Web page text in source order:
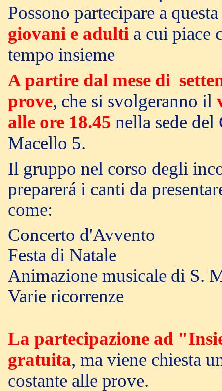
Possono partecipare a
giovani e adulti a cui piace
tempo insieme
A partire dal mese di
prove, che si svolgeranno il
alle ore 18.45 nella sede
Macello 5.
Il gruppo nel corso degli
preparerá i canti da
come:
Concerto d'Avvento
Festa di Natale
Animazione musicale di S.
Varie ricorrenze
La partecipazione ad
gratuita, ma viene chiesta
costante alle prove.